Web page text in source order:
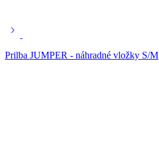
Prilba JUMPER - náhradné vložky S/M